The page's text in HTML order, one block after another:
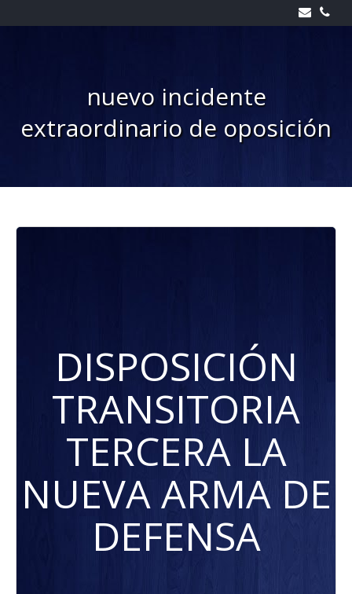
to
nuevo incidente
extraordinario de oposición
DISPOSICIÓN
TRANSITORIA
TERCERA LA
NUEVA ARMA DE
DEFENSA